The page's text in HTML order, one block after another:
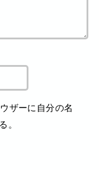
ザーに自分の名
。